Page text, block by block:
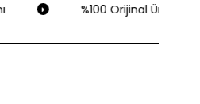
%100 Orijinal Ürün